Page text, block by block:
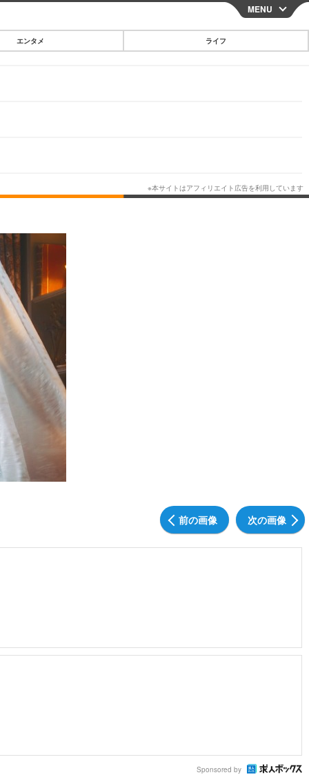
CLOSE
ブログ
その他
グルメ
MENU
エンタメ ライフ
前の画像 次の画像
Sponsored by